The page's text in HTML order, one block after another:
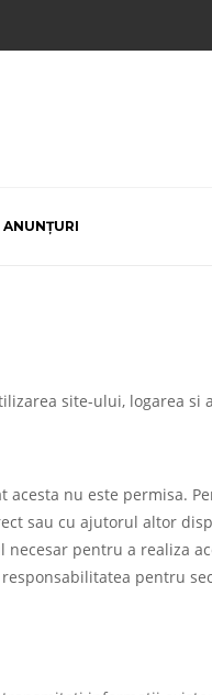
ANUNȚURI
site-ului, logarea
nu este permisa.
sau cu ajutorul altor
pentru a realiza
pentru